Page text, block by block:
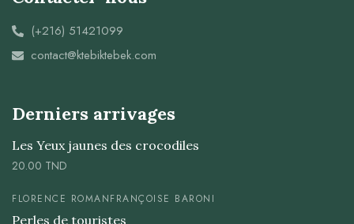
(+216) 51421099
contact@ktebiktebek.com
Derniers arrivages
Les Yeux jaunes des crocodiles
20.00 TND
FLORENCE ROMANFRANÇOISE BARONI
Perles de touristes